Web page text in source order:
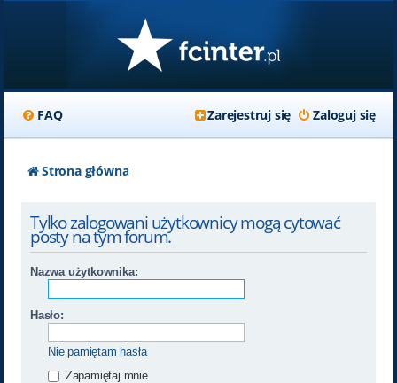
FAQ Zaloguj się
Zarejestruj się
Strona główna
Tylko zalogowani użytkownicy mogą cytować
posty na tym forum.
Nazwa użytkownika:
Hasło:
Nie pamiętam hasła
Zapamiętaj mnie